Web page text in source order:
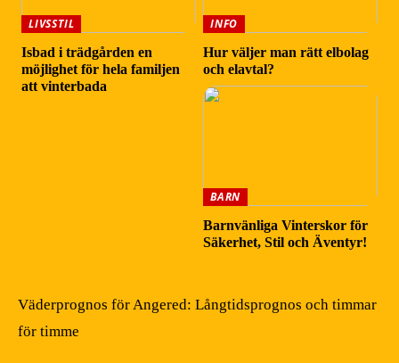
LIVSSTIL
Isbad i trädgården en
möjlighet för hela familjen
att vinterbada
INFO
Hur väljer man rätt elbolag
och elavtal?
BARN
Barnvänliga Vinterskor för
Säkerhet, Stil och Äventyr!
Väderprognos för Angered: Långtidsprognos och timmar
för timme